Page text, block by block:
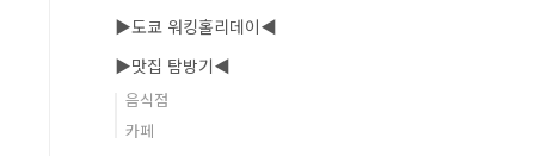
▶도쿄 워킹홀리데이◀
▶맛집 탐방기◀
음식점
카페